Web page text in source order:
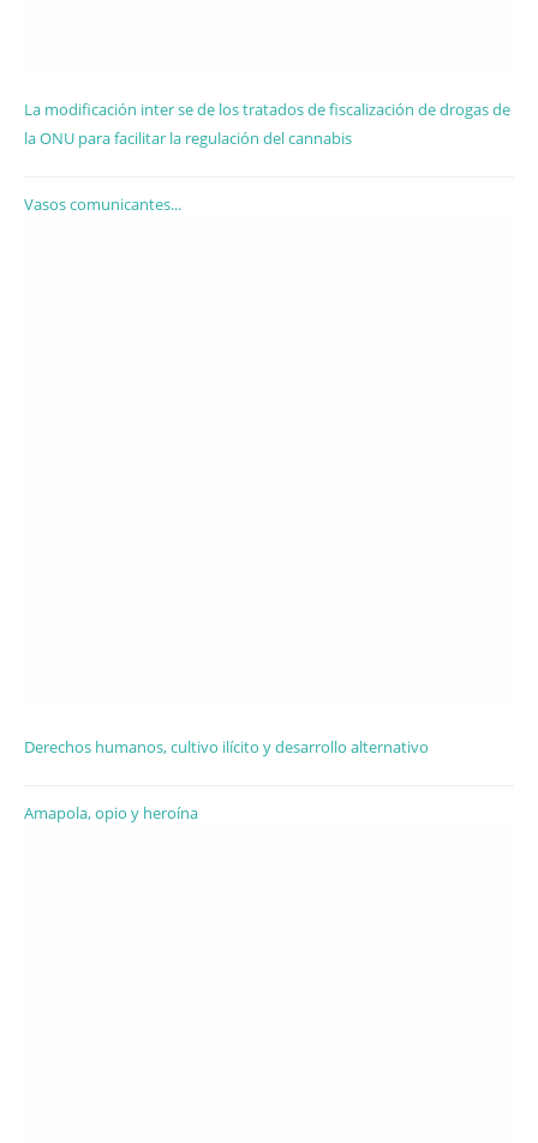
La modificación inter se de los tratados de fiscalización de drogas de
la ONU para facilitar la regulación del cannabis
Vasos comunicantes...
Derechos humanos, cultivo ilícito y desarrollo alternativo
Amapola, opio y heroína